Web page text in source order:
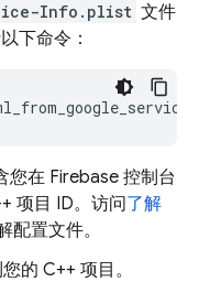
Info.plist 文件
下命令：
您在 Firebase 控制台
项目 ID。访问了解
配置文件。
的 C++ 项目。